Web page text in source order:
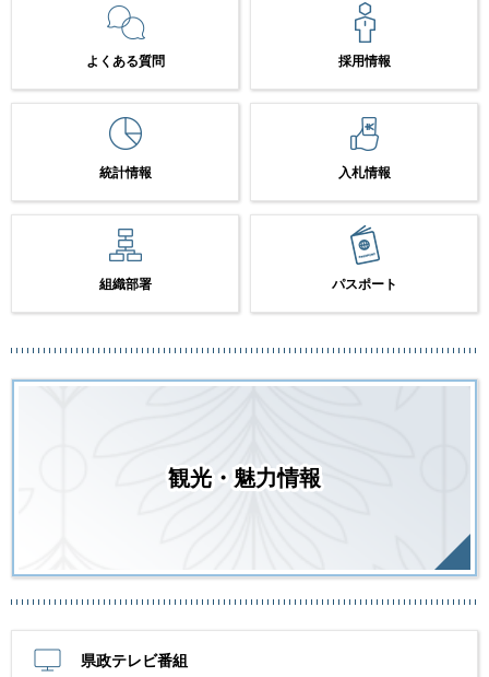
よくある質問 採用情報
統計情報 入札情報
組織部署 パスポート
観光・魅力情報
県政テレビ番組